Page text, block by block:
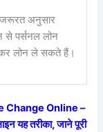
जरूरत अनुसार
से पर्सनल लोन
कर लोन ले सकते हैं।
Change Online –
यह तरीका, जाने पूरी